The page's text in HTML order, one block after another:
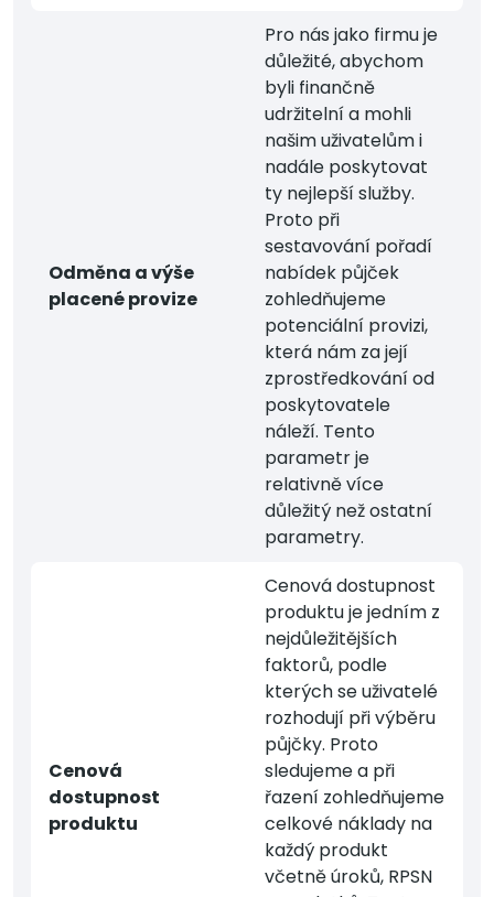
Odměna a výše
placené provize
Pro nás jako firmu je
důležité, abychom
byli finančně
udržitelní a mohli
našim uživatelům i
nadále poskytovat
ty nejlepší služby.
Proto při
sestavování pořadí
nabídek půjček
zohledňujeme
potenciální provizi,
která nám za její
zprostředkování od
poskytovatele
náleží. Tento
parametr je
relativně více
důležitý než ostatní
parametry.
Cenová
dostupnost
produktu
Cenová dostupnost
produktu je jedním z
nejdůležitějších
faktorů, podle
kterých se uživatelé
rozhodují při výběru
půjčky. Proto
sledujeme a při
řazení zohledňujeme
celkové náklady na
každý produkt
včetně úroků, RPSN